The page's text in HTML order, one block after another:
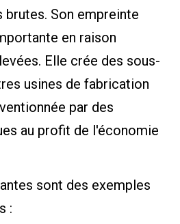
brutes. Son empreinte
en raison
Elle crée des sous-
usines de fabrication
par des
au profit de l'économie
sont des exemples
: